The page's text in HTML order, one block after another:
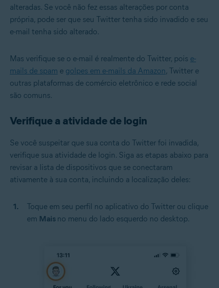
alteradas. Se você não fez essas alterações por conta
própria, pode ser que seu Twitter tenha sido invadido e seu
e-mail tenha sido alterado.
Mas verifique se o e-mail é realmente do Twitter, pois e-
mails de spam e golpes em e-mails da Amazon , Twitter e
outras plataformas de comércio eletrônico e rede social
são comuns.
Verifique a atividade de login
Se você suspeitar que sua conta do Twitter foi invadida,
verifique sua atividade de login. Siga as etapas abaixo para
revisar a lista de dispositivos que se conectaram
ativamente à sua conta, incluindo a localização deles:
Toque em seu perfil no aplicativo do Twitter ou clique
em Mais no menu do lado esquerdo no desktop.